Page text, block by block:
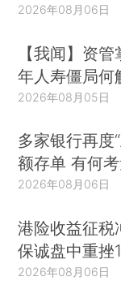
2026年08月06日
【我闻】资
年人寿僵局何
2026年08月05日
多家银行再度
额存单 有何考
2026年08月06日
港险收益征税
保诚盘中重挫
2026年08月06日